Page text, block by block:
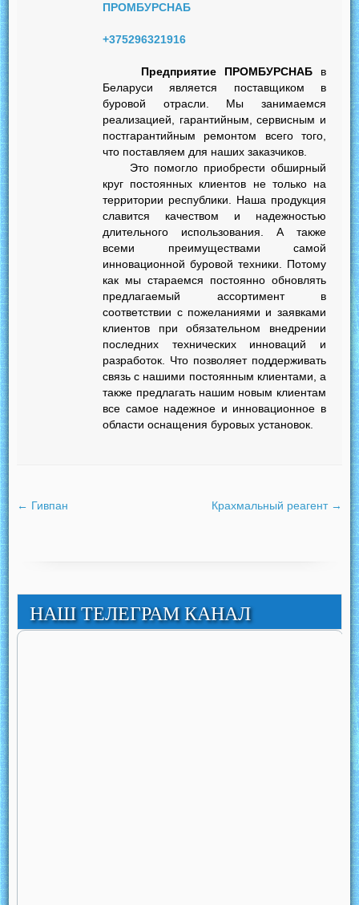
ПРОМБУРСНАБ
+375296321916
Предприятие ПРОМБУРСНАБ в
Беларуси является поставщиком в
буровой отрасли. Мы занимаемся
реализацией, гарантийным, сервисным и
постгарантийным ремонтом всего того,
что поставляем для наших заказчиков.
Это помогло приобрести обширный
круг постоянных клиентов не только на
территории республики. Наша продукция
славится качеством и надежностью
длительного использования. А также
всеми преимуществами самой
инновационной буровой техники. Потому
как мы стараемся постоянно обновлять
предлагаемый ассортимент в
соответствии с пожеланиями и заявками
клиентов при обязательном внедрении
последних технических инноваций и
разработок. Что позволяет поддерживать
связь с нашими постоянным клиентами, а
также предлагать нашим новым клиентам
все самое надежное и инновационное в
области оснащения буровых установок.
← Гивпан Крахмальный реагент →
НАШ ТЕЛЕГРАМ КАНАЛ